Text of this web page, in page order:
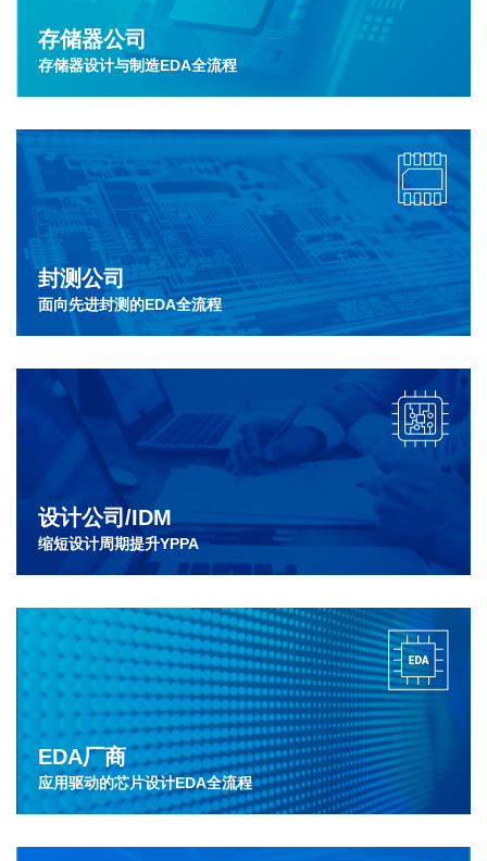
存储器公司
存储器设计与制造EDA全流程
封测公司
面向先进封测的EDA全流程
设计公司/IDM
缩短设计周期提升YPPA
EDA厂商
应用驱动的芯片设计EDA全流程